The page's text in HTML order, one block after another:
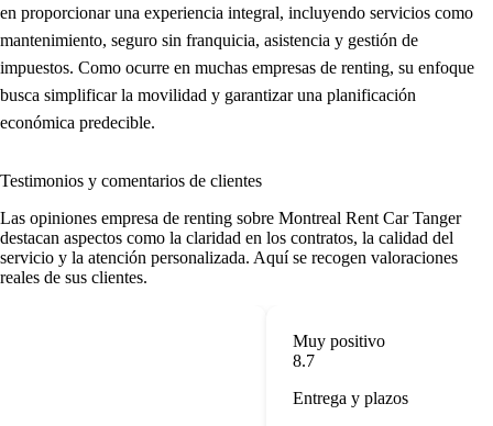
en proporcionar una experiencia integral, incluyendo servicios como
mantenimiento, seguro sin franquicia, asistencia y gestión de
impuestos. Como ocurre en muchas empresas de renting, su enfoque
busca simplificar la movilidad y garantizar una planificación
económica predecible.
Testimonios y comentarios de clientes
Las opiniones empresa de renting sobre Montreal Rent Car Tanger
destacan aspectos como la claridad en los contratos, la calidad del
servicio y la atención personalizada. Aquí se recogen valoraciones
reales de sus clientes.
Muy positivo
8.7
Entrega y plazos